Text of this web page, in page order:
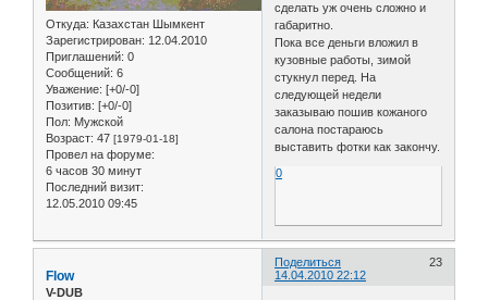
Откуда: Казахстан Шымкент
Зарегистрирован: 12.04.2010
Приглашений: 0
Сообщений: 6
Уважение: [+0/-0]
Позитив: [+0/-0]
Пол: Мужской
Возраст: 47 [1979-01-18]
Провел на форуме:
6 часов 30 минут
Последний визит:
12.05.2010 09:45
сделать уж очень сложно и
габаритно.
Пока все деньги вложил в
кузовные работы, зимой
стукнул перед. На
следующей недели
заказываю пошив кожаного
салона постараюсь
выставить фотки как закончу.
0
Поделиться
23
14.04.2010 22:12
Flow
V-DUB